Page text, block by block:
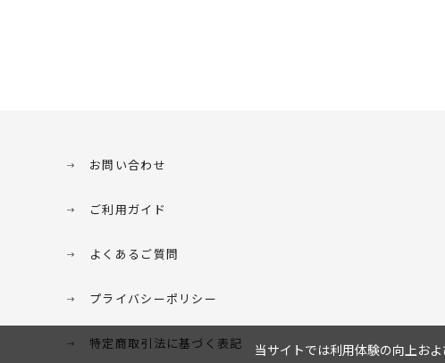
お問い合わせ
ご利用ガイド
よくあるご質問
プライバシーポリシー
特定商取引法に基づく表記
当サイトでは利用体験の向上お